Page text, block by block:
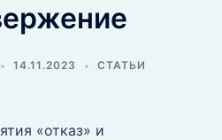
14.11.2023 СТАТЬИ
«отказ» и